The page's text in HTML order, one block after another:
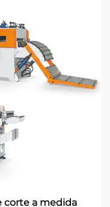
corte a medida